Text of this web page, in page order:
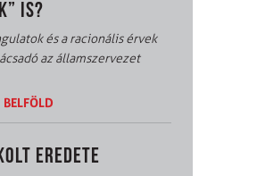
IS?
és a racionális érvek
az államszervezet
BELFÖLD
EREDETE